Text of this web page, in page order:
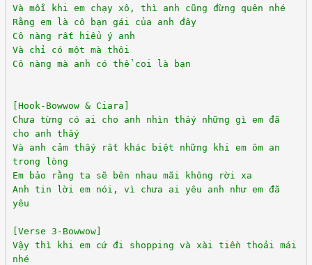
Và mỗi khi em chạy xô, thì anh cũng đừng quên nhé
Rằng em là cô bạn gái của anh đây
Cô nàng rất hiểu ý anh
Và chỉ có một mà thôi
Cô nàng mà anh có thể coi là bạn
[Hook-Bowwow & Ciara]
Chưa từng có ai cho anh nhìn thấy những gì em đã
cho anh thấy
Và anh cảm thấy rất khác biệt những khi em ôm an
trong lòng
Em bảo rằng ta sẽ bên nhau mãi không rời xa
Anh tin lời em nói, vì chưa ai yêu anh như em đã
yêu
[Verse 3-Bowwow]
Vậy thì khi em cứ đi shopping và xài tiền thoải mái
nhé